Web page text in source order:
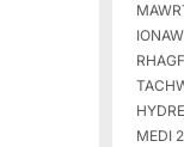
MEDI